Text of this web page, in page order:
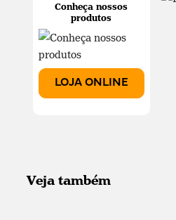
Conheça nossos
produtos
LOJA ONLINE
Veja também